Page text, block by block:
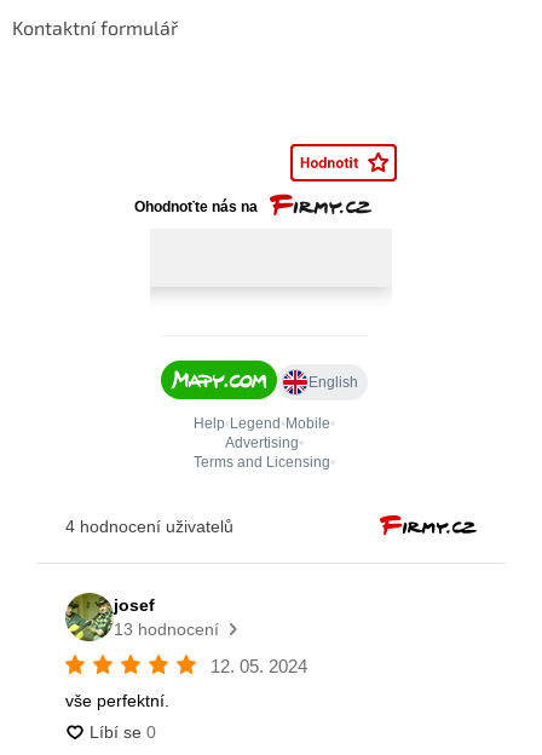
Kontaktní formulář